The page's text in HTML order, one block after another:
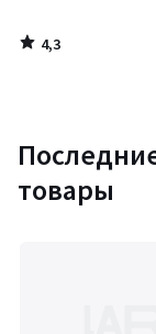
4,3
/
товары